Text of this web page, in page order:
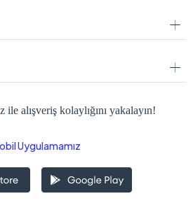
alışveriş kolaylığını yakalayın!
Uygulamamız